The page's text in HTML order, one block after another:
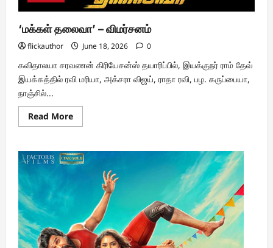
‘மக்கள் தலைவா’ – விமர்சனம்
flickauthor June 18, 2026 0
கவிதாலயா சரவணன் கிரியேசன்ஸ் தயாரிப்பில், இயக்குநர் ராம் தேவ்
இயக்கத்தில் ரவி மரியா, அக்சரா விஜய், ராதா ரவி, பழ. கருப்பையா,
நாஞ்சில்...
Read MoreRead
more
தலைவா’
–
விமர்சனம்